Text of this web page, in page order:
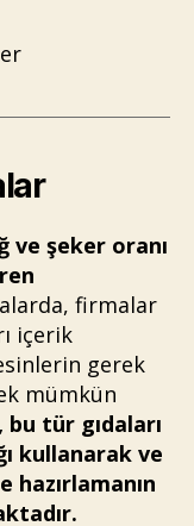
ve şeker oranı
firmalar
içerik
gerek
mümkün
tür gıdaları
kullanarak ve
hazırlamanın